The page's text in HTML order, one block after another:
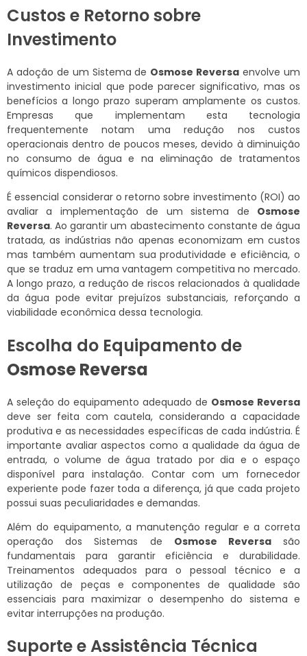
Custos e Retorno sobre
Investimento
A adoção de um Sistema de Osmose Reversa envolve um
investimento inicial que pode parecer significativo, mas os
benefícios a longo prazo superam amplamente os custos.
Empresas que implementam esta tecnologia
frequentemente notam uma redução nos custos
operacionais dentro de poucos meses, devido à diminuição
no consumo de água e na eliminação de tratamentos
químicos dispendiosos.
É essencial considerar o retorno sobre investimento (ROI) ao
avaliar a implementação de um sistema de Osmose
Reversa. Ao garantir um abastecimento constante de água
tratada, as indústrias não apenas economizam em custos
mas também aumentam sua produtividade e eficiência, o
que se traduz em uma vantagem competitiva no mercado.
A longo prazo, a redução de riscos relacionados à qualidade
da água pode evitar prejuízos substanciais, reforçando a
viabilidade econômica dessa tecnologia.
Escolha do Equipamento de
Osmose Reversa
A seleção do equipamento adequado de Osmose Reversa
deve ser feita com cautela, considerando a capacidade
produtiva e as necessidades específicas de cada indústria. É
importante avaliar aspectos como a qualidade da água de
entrada, o volume de água tratado por dia e o espaço
disponível para instalação. Contar com um fornecedor
experiente pode fazer toda a diferença, já que cada projeto
possui suas peculiaridades e demandas.
Além do equipamento, a manutenção regular e a correta
operação dos Sistemas de Osmose Reversasão
fundamentais para garantir eficiência e durabilidade.
Treinamentos adequados para o pessoal técnico e a
utilização de peças e componentes de qualidade são
essenciais para maximizar o desempenho do sistema e
evitar interrupções na produção.
Suporte e Assistência Técnica